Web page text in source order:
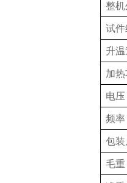
整
试
升
加
电压
频率
包
毛重